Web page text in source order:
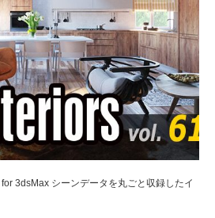
3dsMax シーンデータを丸ごと収録したイ